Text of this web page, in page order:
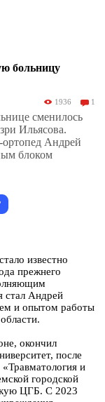
больницу
1936 1
сменилось
Ильясова.
ортопед Андрей
блоком
известно
прежнего
стал Андрей
и опытом работы
окончил
после
и
городской
ЦГБ. С 2023